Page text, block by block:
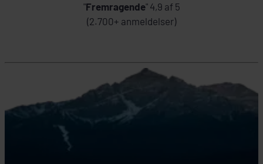
"Fremragende" 4,9 af 5
(2.700+ anmeldelser)